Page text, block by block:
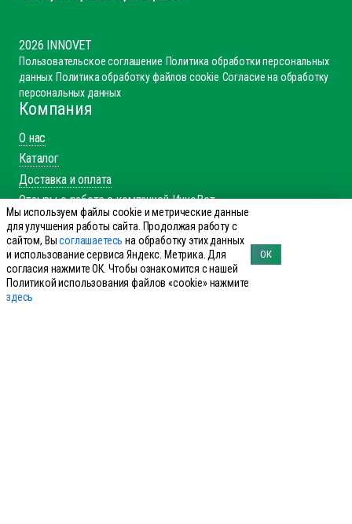
2026 INNOVET
Пользовательское соглашение Политика обработки персональных
данных Политика обработку файлов cookie Согласие на обработку
персональных данных
Компания
О нас
Каталог
Доставка и оплата
Отзывы о работе с компанией ИнноВет
Вакансии
Контакты
Каталог
Препараты для КРС
Мы используем файлы cookie и метрические данные
для улучшения работы сайта. Продолжая работу с
сайтом, Высоглашаетесь на обработку этих данных
и использование сервиса Яндекс. Метрика. Для
согласия нажмите ОК. Чтобы ознакомится с нашей
Политикой использования файлов «cookie» нажмите
здесь
ОК